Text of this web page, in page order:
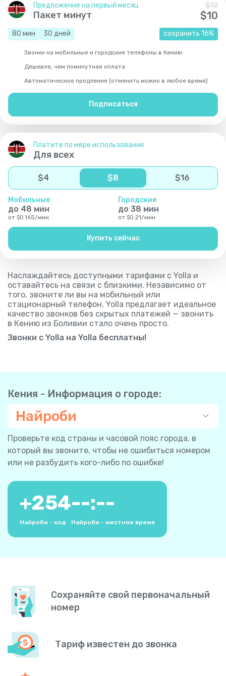
Предложение на первый месяц
Пакет минут
$12
$10
80 мин 30 дней сохранить 16%
Звонки на мобильные и городские телефоны в Кению
Дешевле, чем поминутная оплата
Автоматическое продление (отменить можно в любое время)
Подписаться
Платите по мере использования
Для всех
$4 $8 $16
Мобильные
до 48 мин
от $0.165/мин
Городские
до 38 мин
от $0.21/мин
Купить сейчас
Наслаждайтесь доступными тарифами с Yolla и
оставайтесь на связи с близкими. Независимо от
того, звоните ли вы на мобильный или
стационарный телефон, Yolla предлагает идеальное
качество звонков без скрытых платежей — звонить
в Кению из Боливии стало очень просто.
Звонки с Yolla на Yolla бесплатны!
Кения - Информация о городе:
Найроби
Проверьте код страны и часовой пояс города, в
который вы звоните, чтобы не ошибиться номером
или не разбудить кого-либо по ошибке!
+254
Найроби - код
--:--
Найроби - местное время
Сохраняйте свой первоначальный
номер
Тариф известен до звонка